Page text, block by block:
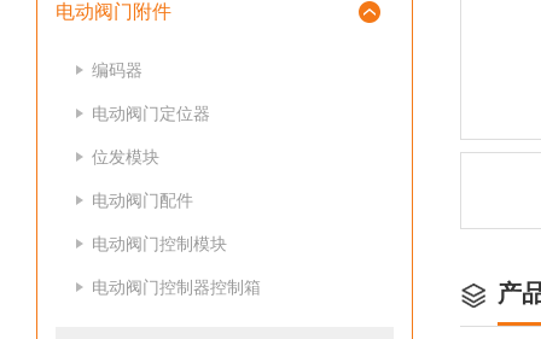
电动阀门附件
编码器
电动阀门定位器
位发模块
电动阀门配件
电动阀门控制模块
电动阀门控制器控制箱 产